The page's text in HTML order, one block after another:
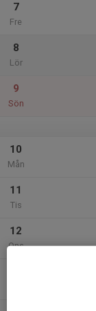
7
Fre
8
Lör
9
Sön
10
Mån
11
Tis
12
Ons